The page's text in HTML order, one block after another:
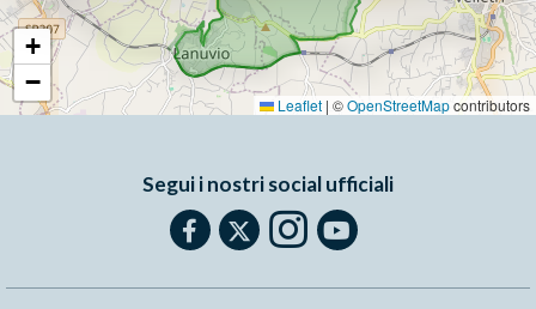
+
−
Leaflet | ©OpenStreetMapcontributors
Segui i nostri social ufficiali